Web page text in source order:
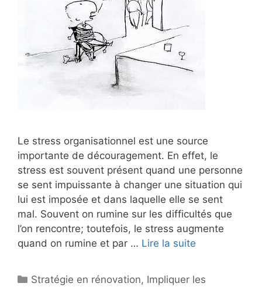
Le stress organisationnel est une source
importante de découragement. En effet, le
stress est souvent présent quand une personne
se sent impuissante à changer une situation qui
lui est imposée et dans laquelle elle se sent
mal. Souvent on rumine sur les difficultés que
l’on rencontre; toutefois, le stress augmente
quand on rumine et par … Lire la suite
Catégories
Stratégie en rénovation, Impliquer les